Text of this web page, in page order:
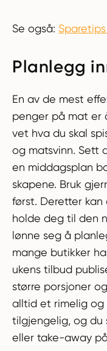
Se også:
Planlegg
En av de mest
penger på mat er
vet hva du skal
og matsvinn. Sett
en middagsplan
skapene. Bruk
først. Deretter
holde deg til den
lønne seg å
mange butikker
ukens tilbud
større porsjoner
alltid et rimelig
tilgjengelig, og du
eller take-away